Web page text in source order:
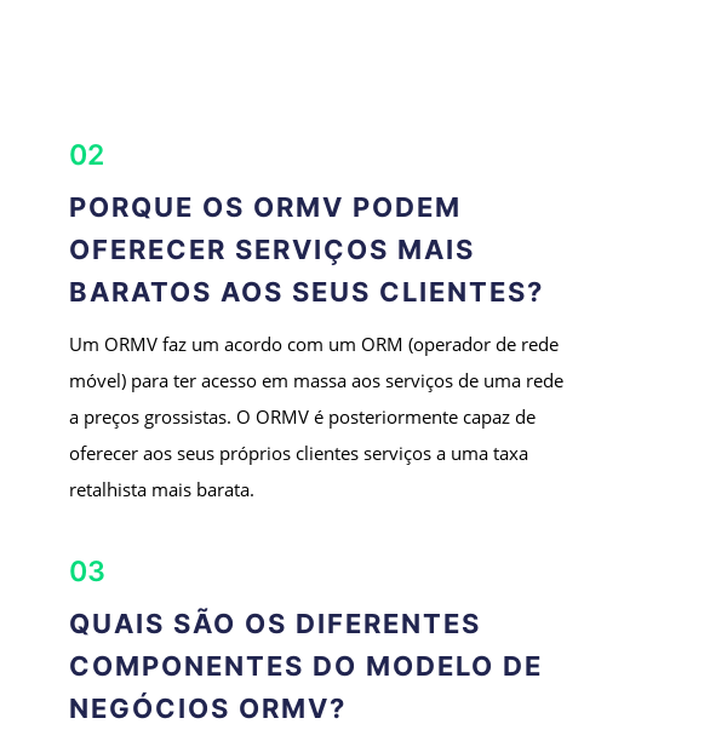
02
PORQUE OS ORMV PODEM
OFERECER SERVIÇOS MAIS
BARATOS AOS SEUS CLIENTES?
Um ORMV faz um acordo com um ORM (operador de rede
móvel) para ter acesso em massa aos serviços de uma rede
a preços grossistas. O ORMV é posteriormente capaz de
oferecer aos seus próprios clientes serviços a uma taxa
retalhista mais barata.
03
QUAIS SÃO OS DIFERENTES
COMPONENTES DO MODELO DE
NEGÓCIOS ORMV?